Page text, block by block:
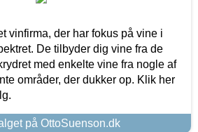
vinfirma, der har fokus på vine i
De tilbyder dig vine fra de
med enkelte vine fra nogle af
områder, der dukker op. Klik her
på OttoSuenson.dk